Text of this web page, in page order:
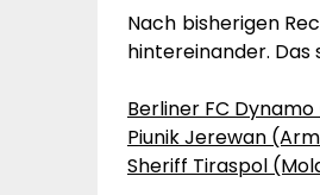
Nach bisherigen
hintereinander.
Berliner FC Dynamo
Piunik Jerewan
Sheriff Tiraspol